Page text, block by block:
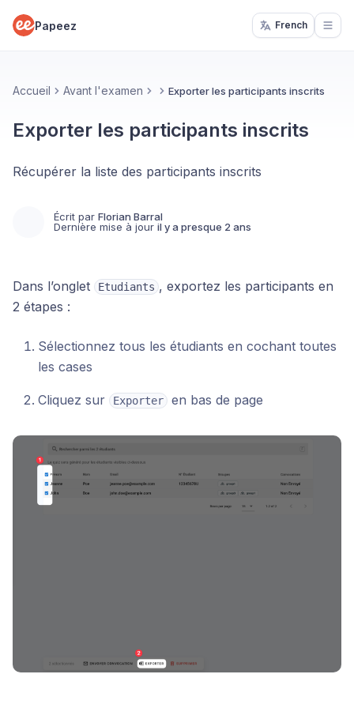
Papeez French
Accueil Avant l'examen Exporter les participants inscrits
Exporter les participants inscrits
Récupérer la liste des participants inscrits
Écrit par Florian Barral
Dernière mise à jour il y a presque 2 ans
Dans l’onglet Etudiants , exportez les participants en
2 étapes :
Sélectionnez tous les étudiants en cochant toutes
les cases
Cliquez sur Exporter en bas de page